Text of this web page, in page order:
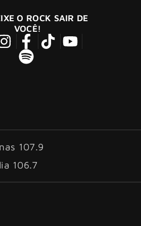
O ROCK SAIR DE
VOCÊ!
107.9
106.7